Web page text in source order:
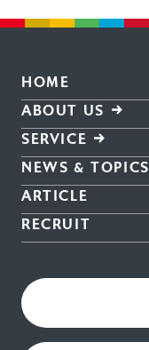
HOME
ABOUT US
SERVICE
NEWS & TOPICS
ARTICLE
RECRUIT